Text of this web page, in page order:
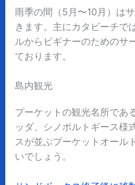
雨季の間（5月〜10月）は
きます。主にカタビーチで
ルからビギナーのためのサ
ております。
島内観光
プーケットの観光名所であ
ッダ、シノポルトギース様
スが並ぶプーケットオール
いでしょう。